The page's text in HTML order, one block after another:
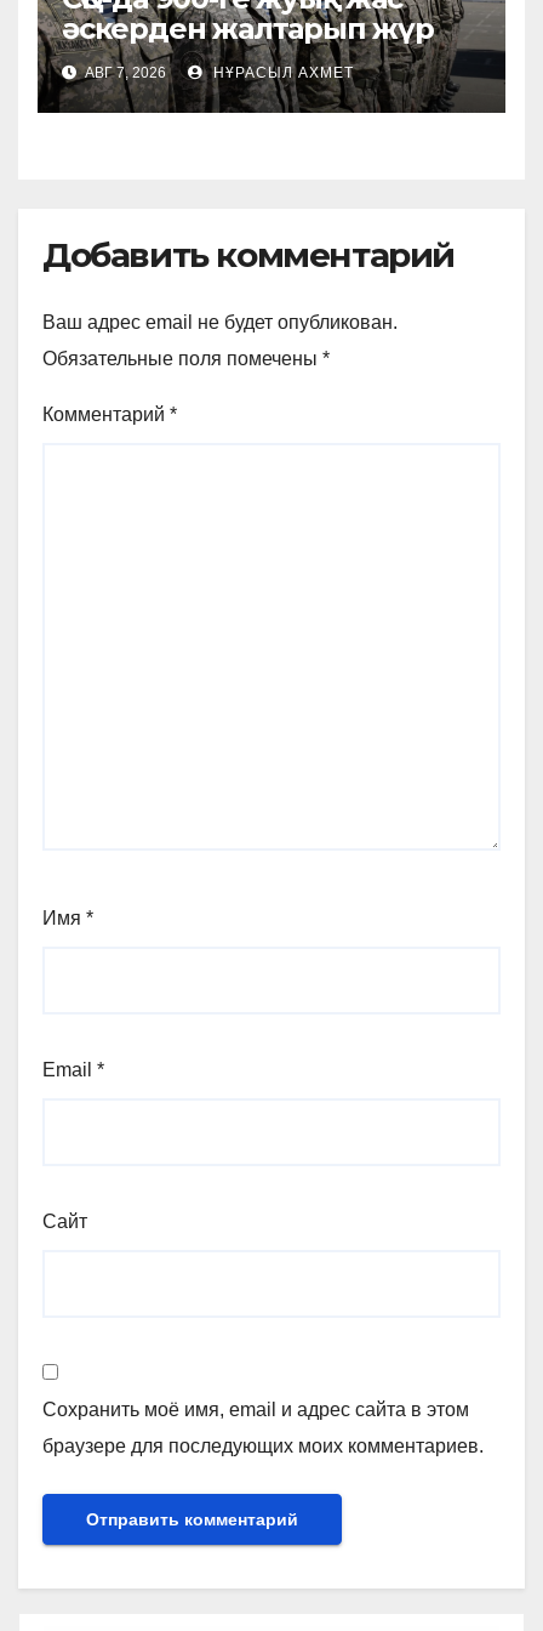
әскерден жалтарып жүр
АВГ 7, 2026 НҰРАСЫЛ АХМЕТ
Добавить комментарий
Ваш адрес email не будет опубликован.
Обязательные поля помечены *
Комментарий *
Имя *
Email *
Сайт
Сохранить моё имя, email и адрес сайта в этом
браузере для последующих моих комментариев.